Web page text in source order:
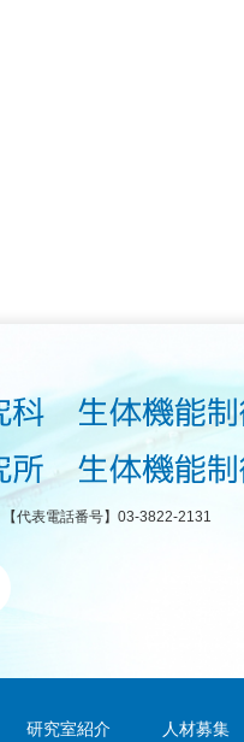
【代表電話番号】03-3822-2131
研究室紹介 人材募集